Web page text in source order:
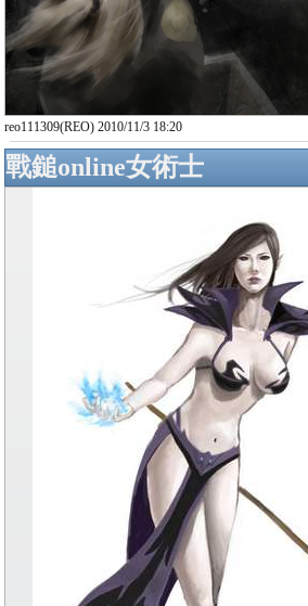
reo111309(REO) 2010/11/3 18:20
戰鎚online女術士